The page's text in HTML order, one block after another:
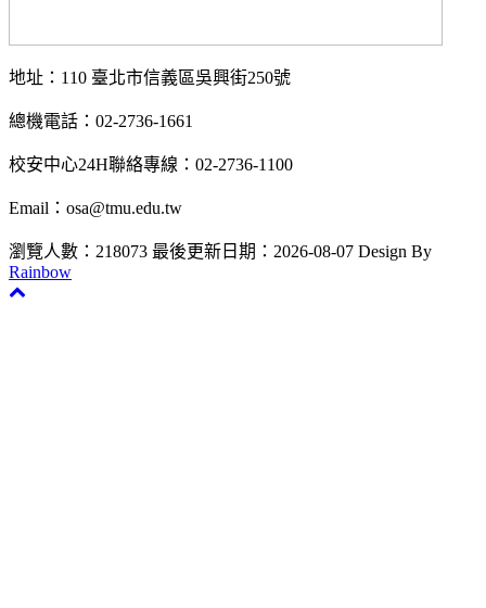
地址：110 臺北市信義區吳興街250號
總機電話：02-2736-1661
校安中心24H聯絡專線：02-2736-1100
Email：osa@tmu.edu.tw
瀏覽人數：218073 最後更新日期：2026-08-07 Design By
Rainbow